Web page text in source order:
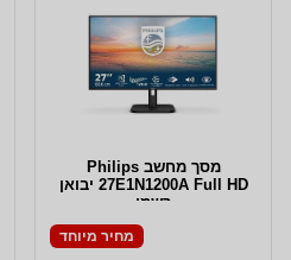
מסך מחשב Philips
27E1N1200A Full HD יבואן
רשמי
מחיר מיוחד